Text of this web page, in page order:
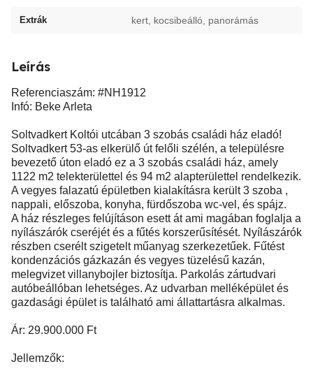
Extrák kert, kocsibeálló, panorámás
Leírás
Referenciaszám: #NH1912
Infó: Beke Arleta
Soltvadkert Koltói utcában 3 szobás családi ház eladó!
Soltvadkert 53-as elkerülő út felőli szélén, a településre
bevezető úton eladó ez a 3 szobás családi ház, amely
1122 m2 telekterülettel és 94 m2 alapterülettel rendelkezik.
A vegyes falazatú épületben kialakításra került 3 szoba ,
nappali, előszoba, konyha, fürdőszoba wc-vel, és spájz.
A ház részleges felújításon esett át ami magában foglalja a
nyílászárók cseréjét és a fűtés korszerűsítését. Nyílászárók
részben cserélt szigetelt műanyag szerkezetűek. Fűtést
kondenzációs gázkazán és vegyes tüzelésű kazán,
melegvizet villanybojler biztosítja. Parkolás zártudvari
autóbeállóban lehetséges. Az udvarban melléképület és
gazdasági épület is található ami állattartásra alkalmas.
Ár: 29.900.000 Ft
Jellemzők: